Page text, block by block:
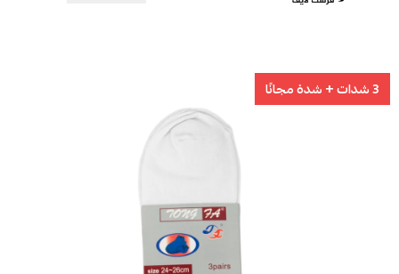
3 شدات + شدة مجانًا